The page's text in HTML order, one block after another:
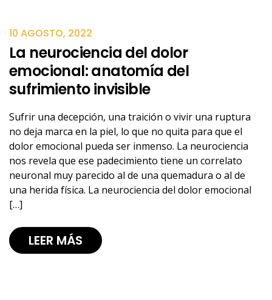
10 AGOSTO, 2022
La neurociencia del dolor
emocional: anatomía del
sufrimiento invisible
Sufrir una decepción, una traición o vivir una ruptura
no deja marca en la piel, lo que no quita para que el
dolor emocional pueda ser inmenso. La neurociencia
nos revela que ese padecimiento tiene un correlato
neuronal muy parecido al de una quemadura o al de
una herida física. La neurociencia del dolor emocional
[…]
LEER MÁS